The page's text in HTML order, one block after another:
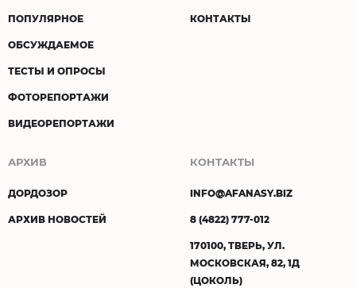
ПОПУЛЯРНОЕ
ОБСУЖДАЕМОЕ
ТЕСТЫ И ОПРОСЫ
ФОТОРЕПОРТАЖИ
ВИДЕОРЕПОРТАЖИ
КОНТАКТЫ
АРХИВ
ДОРДОЗОР
АРХИВ НОВОСТЕЙ
КОНТАКТЫ
INFO@AFANASY.BIZ
8 (4822) 777-012
170100, ТВЕРЬ, УЛ.
МОСКОВСКАЯ, 82, 1Д
(ЦОКОЛЬ)